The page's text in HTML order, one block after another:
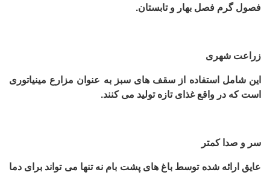
فصول گرم فصل بهار و تابستان.
زراعت شهری
این شامل استفاده از سقف های سبز به عنوان مزارع مینیاتوری
است که در واقع غذای تازه تولید می کنند.
سر و صدا کمتر
عایق ارائه شده توسط باغ های پشت بام نه تنها می تواند برای دما